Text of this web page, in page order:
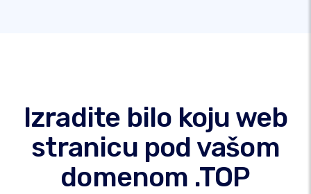
Izradite bilo koju web
stranicu pod vašom
domenom .TOP